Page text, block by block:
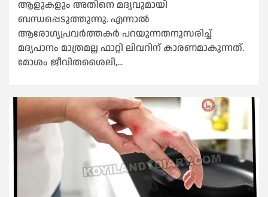
ആളുകളും അതിനെ മദ്യവുമായി
ബന്ധപ്പെടുത്തുന്നു. എന്നാല്‍
ആരോഗ്യപ്രവര്‍ത്തകര്‍ പറയുന്നതനുസരിച്ച്
മദ്യപാനം മാത്രമല്ല ഫാറ്റി ലിവറിന് കാരണമാകുന്നത്.
മോശം ജീവിതശൈലി,...